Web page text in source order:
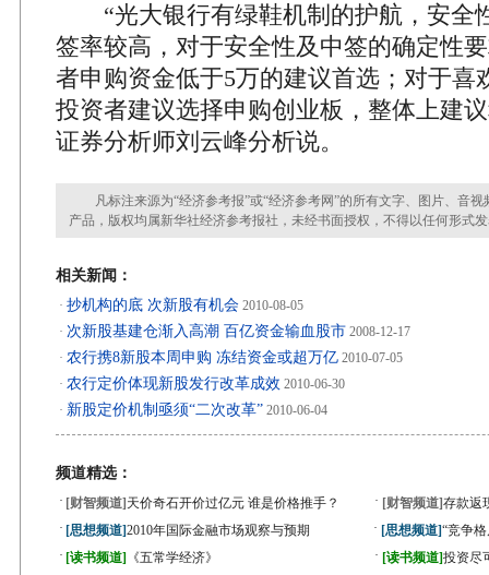
“光大银行有绿鞋机制的护航，安全
签率较高，对于安全性及中签的确定性
者申购资金低于5万的建议首选；对于喜
投资者建议选择申购创业板，整体上建
证券分析师刘云峰分析说。
凡标注来源为“经济参考报”或“经济参考网”的所有文字、图片、音视
产品，版权均属新华社经济参考报社，未经书面授权，不得以任何形式
相关新闻：
· 抄机构的底 次新股有机会 2010-08-05
· 次新股基建仓渐入高潮 百亿资金输血股市 2008-12-17
· 农行携8新股本周申购 冻结资金或超万亿 2010-07-05
· 农行定价体现新股发行改革成效 2010-06-30
· 新股定价机制亟须“二次改革” 2010-06-04
频道精选：
· [财智频道] 天价奇石开价过亿元 谁是价格推手？ · [财智频道]存款返
· [思想频道]2010年国际金融市场观察与预期 · [思想频道]“竞争
· [读书频道] 《五常学经济》 · [读书频道]投资尽